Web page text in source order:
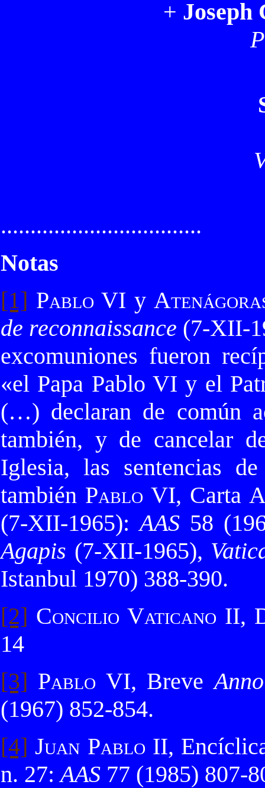
+ Joseph
..................................
Notas
[1] Pablo VI y
de reconnaissance (7-XII-
excomuniones fueron
«el Papa Pablo VI y el
(…) declaran de común
también, y de cancelar
Iglesia, las sentencias
también Pablo VI, Carta
(7-XII-1965):AAS58
Agapis (7-XII-1965),
Istanbul 1970) 388-390.
[2] Concilio Vaticano II,
14
[3] Pablo VI, Breve
(1967) 852-854.
[4] Juan Pablo II,
n. 27:AAS 77 (1985) 807-